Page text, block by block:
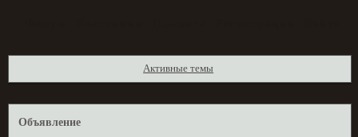
Активные темы
Объявление